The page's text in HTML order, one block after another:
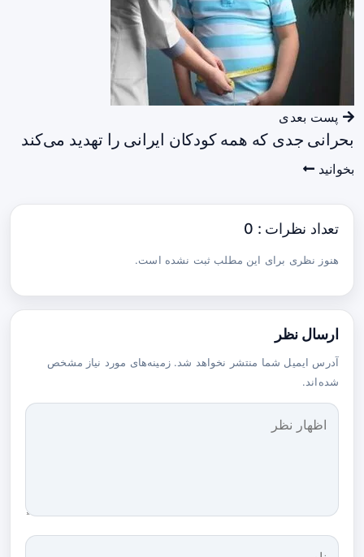
پست بعدی
بحرانی جدی که همه کودکان ایرانی را تهدید می‌کند
بخوانید
تعداد نظرات : 0
هنوز نظری برای این مطلب ثبت نشده است.
ارسال نظر
آدرس ایمیل شما منتشر نخواهد شد. زمینه‌های مورد نیاز مشخص
شده‌اند.